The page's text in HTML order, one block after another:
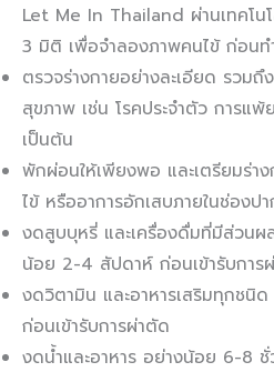
Let Me In Thailand ผ่านเทคโน
3 มิติ เพื่อจำลองภาพคนไข้ ก่อนท
ตรวจร่างกายอย่างละเอียด รวม
สุขภาพ เช่น โรคประจำตัว การแพ้
เป็นต้น
พักผ่อนให้เพียงพอ และเตรียมร่า
ไข้ หรืออาการอักเสบภายในช่องป
งดสูบบุหรี่ และเครื่องดื่มที่มีส่วน
น้อย 2-4 สัปดาห์ ก่อนเข้ารับการ
งดวิตามิน และอาหารเสริมทุกช
ก่อนเข้ารับการผ่าตัด
งดน้ำและอาหาร อย่างน้อย 6-8 ชั่